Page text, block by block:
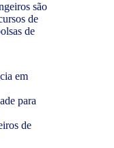
são
de
de
em
para
de